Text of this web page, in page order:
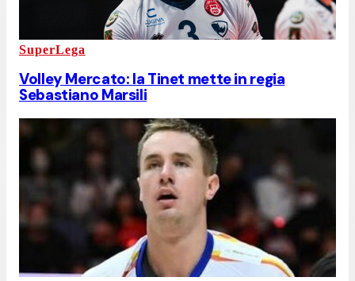
SuperLega
Volley Mercato: la Tinet mette in regia
Sebastiano Marsili